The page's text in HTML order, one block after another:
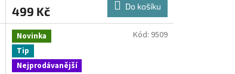
499 Kč Do košíku
Novinka
Tip
Nejprodávanější
Kód: 9509